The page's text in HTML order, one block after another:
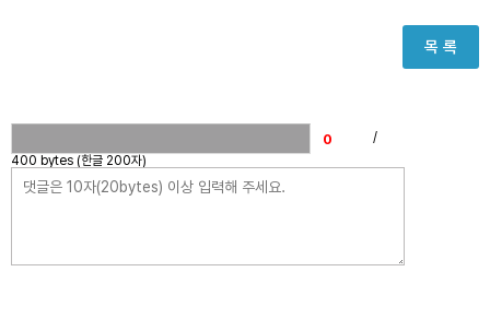
목 록
/
400 bytes (한글 200자)